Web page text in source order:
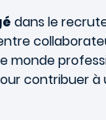
dans le
contribuer